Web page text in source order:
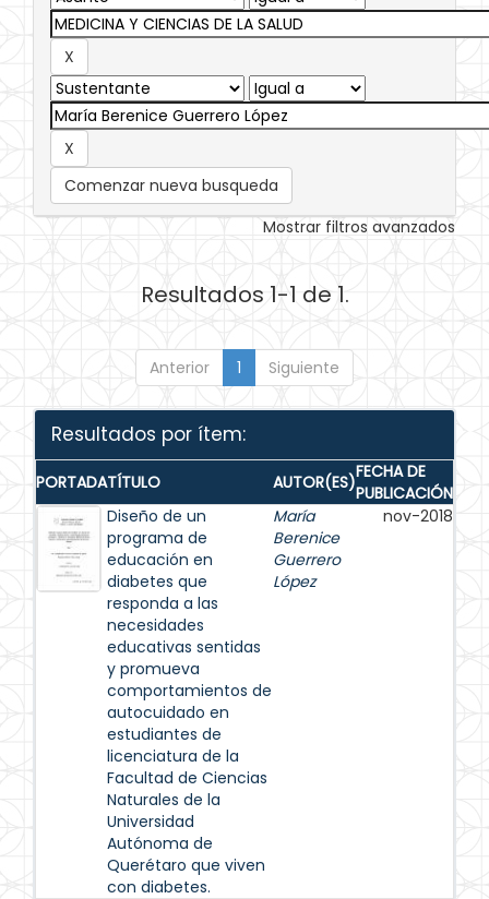
Comenzar nueva busqueda
Mostrar filtros avanzados
Resultados 1-1 de 1.
Anterior 1 Siguiente
Resultados por ítem:
PORTADATÍTULO AUTOR(ES)FECHA DE
PUBLICACIÓN
Diseño de un
programa de
educación en
diabetes que
responda a las
necesidades
educativas sentidas
y promueva
comportamientos de
autocuidado en
estudiantes de
licenciatura de la
Facultad de Ciencias
Naturales de la
Universidad
Autónoma de
Querétaro que viven
con diabetes.
María
Berenice
Guerrero
López
nov-2018